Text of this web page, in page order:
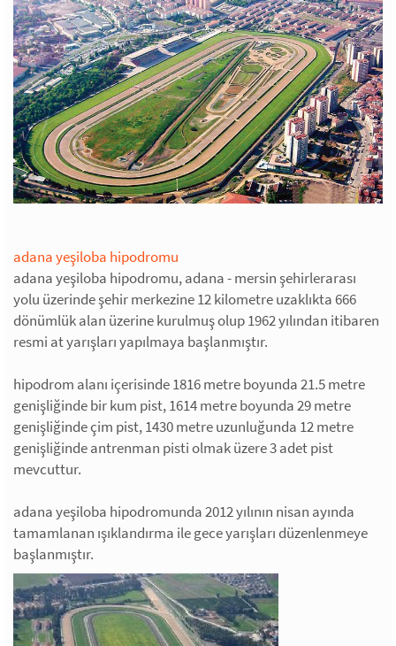
adana yeşiloba hipodromu
adana yeşiloba hipodromu, adana - mersin şehirlerarası
yolu üzerinde şehir merkezine 12 kilometre uzaklıkta 666
dönümlük alan üzerine kurulmuş olup 1962 yılından itibaren
resmi at yarışları yapılmaya başlanmıştır.
hipodrom alanı içerisinde 1816 metre boyunda 21.5 metre
genişliğinde bir kum pist, 1614 metre boyunda 29 metre
genişliğinde çim pist, 1430 metre uzunluğunda 12 metre
genişliğinde antrenman pisti olmak üzere 3 adet pist
mevcuttur.
adana yeşiloba hipodromunda 2012 yılının nisan ayında
tamamlanan ışıklandırma ile gece yarışları düzenlenmeye
başlanmıştır.